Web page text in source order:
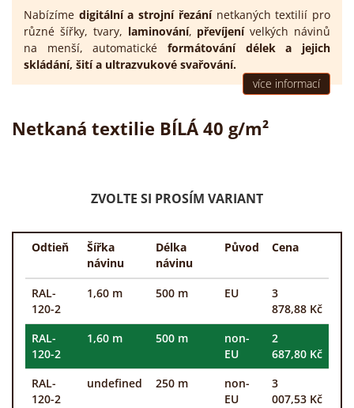
Nabízíme digitální a strojní řezánínetkaných textilií pro
různé šířky, tvary, laminování, převíjenívelkých návinů
na menší, automatické formátování déleka jejich
skládání, šitía ultrazvukové svařování.
více informací
Netkaná textilie BÍLÁ 40 g/m²
ZVOLTE SI PROSÍM VARIANT
Odtieň
Šířka
návinu
Délka
návinu
Původ Cena
RAL-
120-2
1,60 m 500 m EU
3
878,88 Kč
RAL-
120-2
1,60 m 500 m
non-
EU
2
687,80 Kč
RAL-
120-2
undefined 250 m
non-
EU
3
007,53 Kč